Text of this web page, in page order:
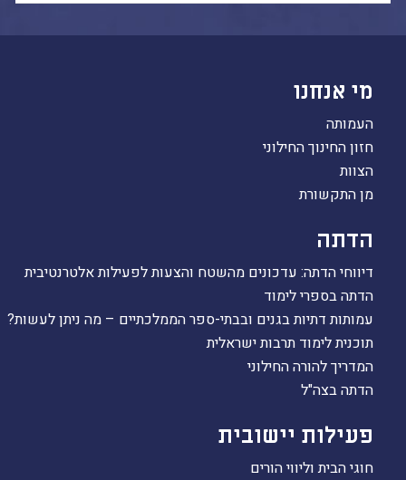
מי אנחנו
העמותה
חזון החינוך החילוני
הצוות
מן התקשורת
הדתה
דיווחי הדתה: עדכונים מהשטח והצעות לפעילות אלטרנטיבית
הדתה בספרי לימוד
עמותות דתיות בגנים ובבתי-ספר הממלכתיים – מה ניתן לעשות?
תוכנית לימוד תרבות ישראלית
המדריך להורה החילוני
הדתה בצה"ל
פעילות יישובית
חוגי הבית וליווי הורים